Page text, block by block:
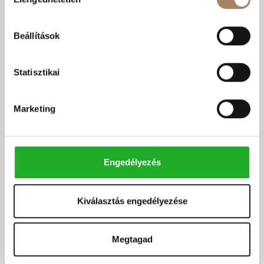
Beállítások
Statisztikai
Marketing
Engedélyezés
Kiválasztás engedélyezése
Megtagad